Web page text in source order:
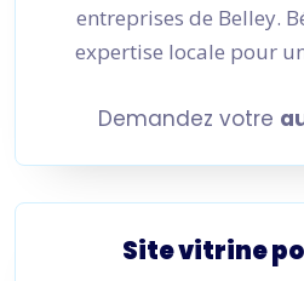
entreprises de Belley.
expertise locale pour
Demandez votre
Site vitrine